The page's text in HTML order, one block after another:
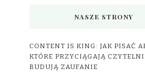
NASZE STRONY
CONTENT IS KING: JAK PISAĆ
KTÓRE PRZYCIĄGAJĄ
BUDUJĄ ZAUFANIE